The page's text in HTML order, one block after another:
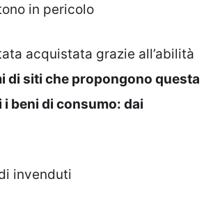
in pericolo
acquistata grazie all’abilità
di siti che propongono questa
beni di consumo: dai
invenduti